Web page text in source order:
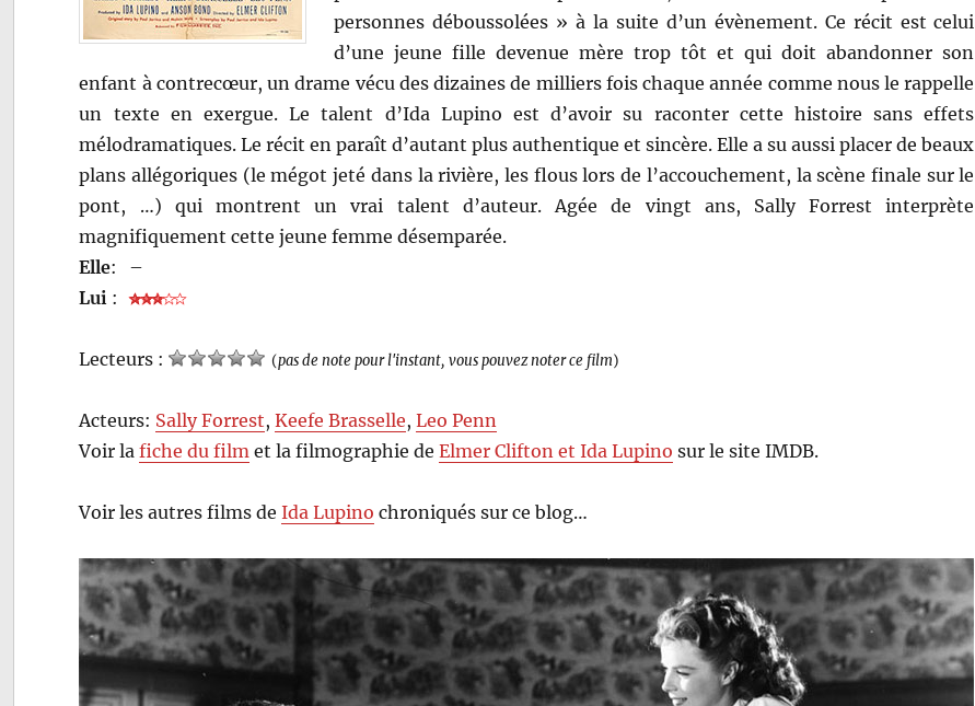
personnes déboussolées » à la suite d’un évènement. Ce récit est celui
d’une jeune fille devenue mère trop tôt et qui doit abandonner son
enfant à contrecœur, un drame vécu des dizaines de milliers fois chaque année comme nous le rappelle
un texte en exergue. Le talent d’Ida Lupino est d’avoir su raconter cette histoire sans effets
mélodramatiques. Le récit en paraît d’autant plus authentique et sincère. Elle a su aussi placer de beaux
plans allégoriques (le mégot jeté dans la rivière, les flous lors de l’accouchement, la scène finale sur le
pont, …) qui montrent un vrai talent d’auteur. Agée de vingt ans, Sally Forrest interprète
magnifiquement cette jeune femme désemparée.
Elle:
–
Lui :
Lecteurs : (pas de note pour l'instant, vous pouvez noter ce film)
Acteurs: Sally Forrest,Keefe Brasselle,Leo Penn
Voir lafiche du film et la filmographie deElmer Clifton et Ida Lupino sur le site IMDB.
Voir les autres films deIda Lupino chroniqués sur ce blog…